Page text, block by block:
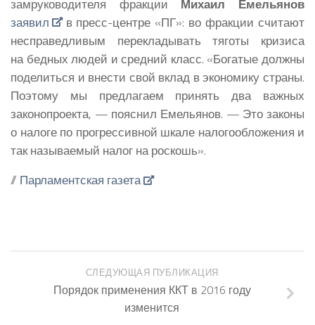
замруководителя фракции Михаил Емельянов
заявил
в пресс-центре «ПГ»: во фракции считают
несправедливым перекладывать тяготы кризиса
на бедных людей и средний класс. «Богатые должны
поделиться и внести свой вклад в экономику страны.
Поэтому мы предлагаем принять два важных
законопроекта, — пояснил Емельянов. — Это законы
о налоге по прогрессивной шкале налогообложения и
так называемый налог на роскошь».
// Парламентская газета
СЛЕДУЮЩАЯ ПУБЛИКАЦИЯ
Порядок применения ККТ в 2016 году
изменится